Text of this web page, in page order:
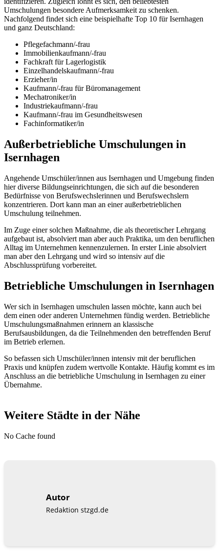
Umschulungen besondere Aufmerksamkeit zu schenken.
Nachfolgend findet sich eine beispielhafte Top 10 für Isernhagen
und ganz Deutschland:
Pflegefachmann/-frau
Immobilienkaufmann/-frau
Fachkraft für Lagerlogistik
Einzelhandelskaufmann/-frau
Erzieher/in
Kaufmann/-frau für Büromanagement
Mechatroniker/in
Industriekaufmann/-frau
Kaufmann/-frau im Gesundheitswesen
Fachinformatiker/in
Außerbetriebliche Umschulungen in
Isernhagen
Angehende Umschüler/innen aus Isernhagen und Umgebung finden
hier diverse Bildungseinrichtungen, die sich auf die besonderen
Bedürfnisse von Berufswechslerinnen und Berufswechslern
konzentrieren. Dort kann man an einer außerbetrieblichen
Umschulung teilnehmen.
Im Zuge einer solchen Maßnahme, die als theoretischer Lehrgang
aufgebaut ist, absolviert man aber auch Praktika, um den beruflichen
Alltag im Unternehmen kennenzulernen. In erster Linie absolviert
man aber den Lehrgang und wird so intensiv auf die
Abschlussprüfung vorbereitet.
Betriebliche Umschulungen in Isernhagen
Wer sich in Isernhagen umschulen lassen möchte, kann auch bei
dem einen oder anderen Unternehmen fündig werden. Betriebliche
Umschulungsmaßnahmen erinnern an klassische
Berufsausbildungen, da die Teilnehmenden den betreffenden Beruf
im Betrieb erlernen.
So befassen sich Umschüler/innen intensiv mit der beruflichen
Praxis und knüpfen zudem wertvolle Kontakte. Häufig kommt es im
Anschluss an die betriebliche Umschulung in Isernhagen zu einer
Übernahme.
Weitere Städte in der Nähe
No Cache found
Autor
Redaktion stzgd.de